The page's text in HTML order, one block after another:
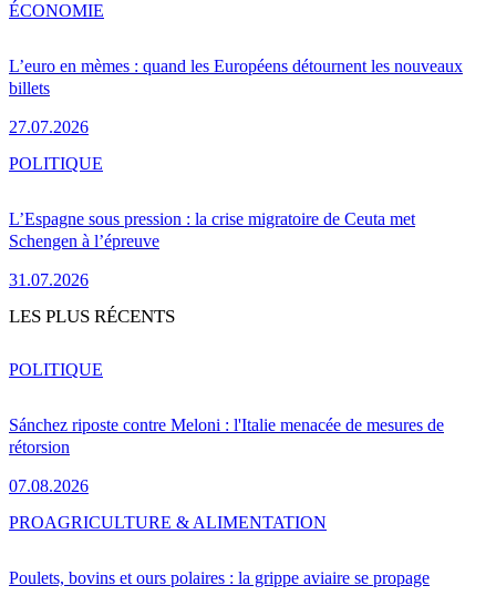
L’euro en mèmes : quand les Européens détournent les nouveaux
billets
27.07.2026
ÉCONOMIE
L’Espagne sous pression : la crise migratoire de Ceuta met
Schengen à l’épreuve
31.07.2026
POLITIQUE
LES PLUS RÉCENTS
Sánchez riposte contre Meloni : l'Italie menacée de mesures de
rétorsion
07.08.2026
POLITIQUE
Poulets, bovins et ours polaires : la grippe aviaire se propage
PROAGRICULTURE & ALIMENTATION